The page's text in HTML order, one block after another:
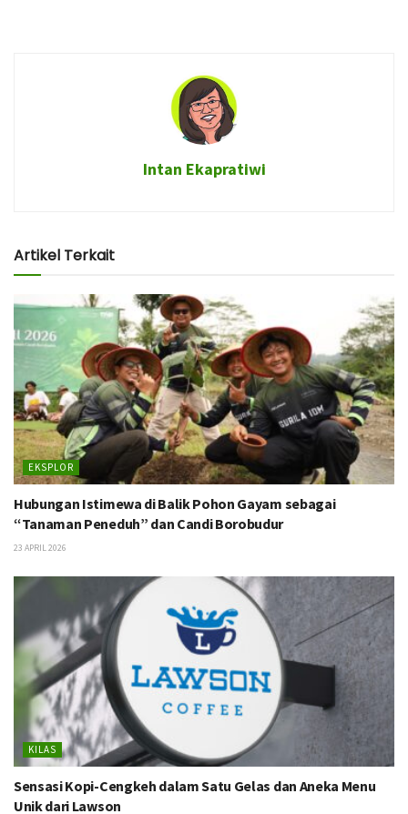
Intan Ekapratiwi
Artikel Terkait
EKSPLOR
Hubungan Istimewa di Balik Pohon Gayam sebagai
“Tanaman Peneduh” dan Candi Borobudur
23 APRIL 2026
KILAS
Sensasi Kopi-Cengkeh dalam Satu Gelas dan Aneka Menu
Unik dari Lawson